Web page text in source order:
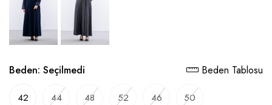
Beden: Seçilmedi Beden Tablosu
42 44 48 52 46 50